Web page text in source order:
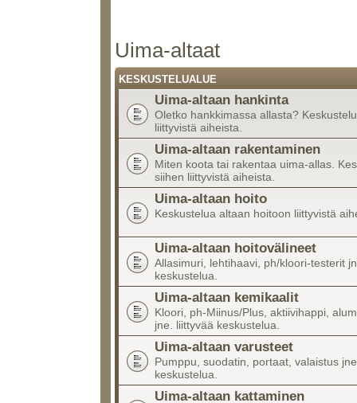
Uima-altaat
KESKUSTELUALUE
Uima-altaan hankinta
Oletko hankkimassa allasta?
liittyvistä aiheista.
Uima-altaan rakentaminen
Miten koota tai rakentaa uima-allas.
siihen liittyvistä aiheista.
Uima-altaan hoito
Keskustelua altaan hoitoon liittyvistä
Uima-altaan hoitovälineet
Allasimuri, lehtihaavi, ph/kloori-testerit
keskustelua.
Uima-altaan kemikaalit
Kloori, ph-Miinus/Plus, aktiivihappi,
jne. liittyvää keskustelua.
Uima-altaan varusteet
Pumppu, suodatin, portaat, valaistus
keskustelua.
Uima-altaan kattaminen